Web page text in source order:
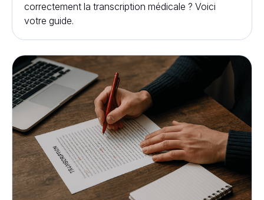
correctement la transcription médicale ? Voici
votre guide.